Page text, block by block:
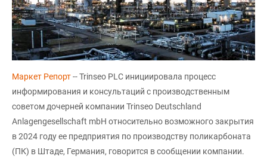
Маркет Репорт-- Trinseo PLC инициировала процесс
информирования и консультаций с производственным
советом дочерней компании Trinseo Deutschland
Anlagengesellschaft mbH относительно возможного закрытия
в 2024 году ее предприятия по производству поликарбоната
(ПК) в Штаде, Германия, говорится в сообщении компании.